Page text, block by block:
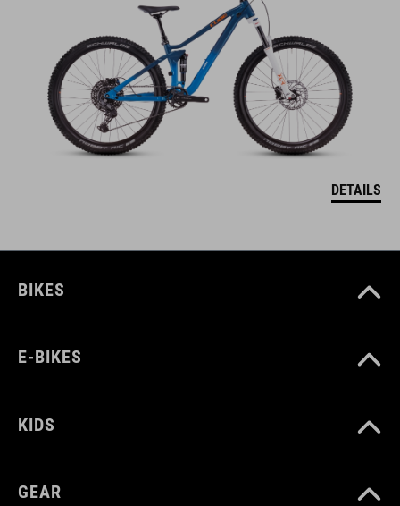
DETAILS
BIKES
E-BIKES
KIDS
GEAR